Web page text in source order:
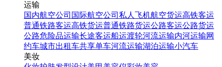
运输
国内航空公司 国际航空公司 私人飞机航空货运高铁客运
普通铁路客运高铁货运普通铁路货运公路客运公路货运
公路危险品运输长途客运船运渡轮河流运输内河运输网
约车城市出租车共享单车河流运输湖泊运输小汽车
美妆